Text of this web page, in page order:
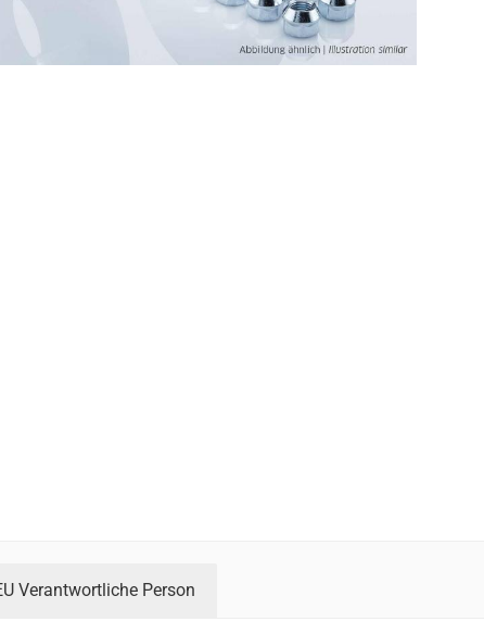
Verantwortliche Person